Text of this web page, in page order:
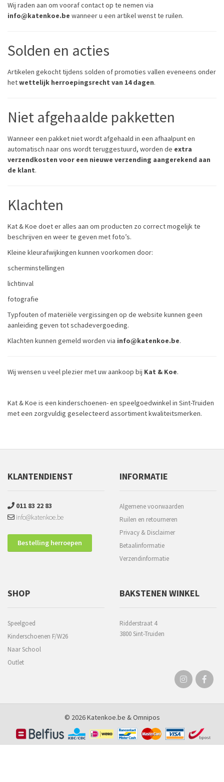
Wij raden aan om vooraf contact op te nemen via
info@katenkoe.be wanneer u een artikel wenst te ruilen.
Solden en acties
Artikelen gekocht tijdens solden of promoties vallen eveneens onder
hetwettelijk herroepingsrecht van 14 dagen.
Niet afgehaalde pakketten
Wanneer een pakket niet wordt afgehaald in een afhaalpunt en
automatisch naar ons wordt teruggestuurd, worden de extra
verzendkosten voor een nieuwe verzending aangerekend aan
de klant.
Klachten
Kat & Koe doet er alles aan om producten zo correct mogelijk te
beschrijven en weer te geven met foto’s.
Kleine kleurafwijkingen kunnen voorkomen door:
scherminstellingen
lichtinval
fotografie
Typfouten of materiële vergissingen op de website kunnen geen
aanleiding geven tot schadevergoeding.
Klachten kunnen gemeld worden via info@katenkoe.be.
Wij wensen u veel plezier met uw aankoop bij Kat & Koe.
Kat & Koe is een kinderschoenen- en speelgoedwinkel in Sint-Truiden
met een zorgvuldig geselecteerd assortiment kwaliteitsmerken.
KLANTENDIENST
011 83 22 83
info@katenkoe.be
Bestelling herroepen
INFORMATIE
Algemene voorwaarden
Ruilen en retourneren
Privacy & Disclaimer
Betaalinformatie
Verzendinformatie
SHOP
Speelgoed
Kinderschoenen F/W26
Naar School
Outlet
BAKSTENEN WINKEL
Ridderstraat 4
3800 Sint-Truiden
© 2026 Katenkoe.be &Omnipos